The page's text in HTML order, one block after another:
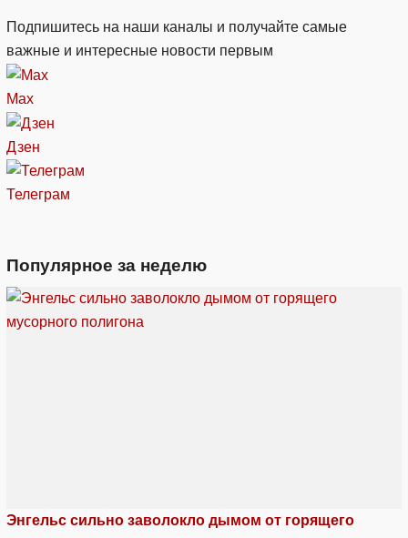
Подпишитесь на наши каналы и получайте самые
важные и интересные новости первым
Max
Дзен
Телеграм
Популярное за неделю
Энгельс сильно заволокло дымом от горящего